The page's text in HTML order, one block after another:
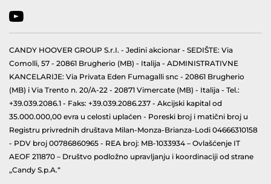
CANDY HOOVER GROUP S.r.I. - Jedini akcionar - SEDIŠTE: Via
Comolli, 57 - 20861 Brugherio (MB) - Italija - ADMINISTRATIVNE
KANCELARIJE: Via Privata Eden Fumagalli snc - 20861 Brugherio
(MB) i Via Trento n. 20/A-22 - 20871 Vimercate (MB) - Italija - Tel.:
+39.039.2086.1 - Faks: +39.039.2086.237 - Akcijski kapital od
35.000.000,00 evra u celosti uplaćen - Poreski broj i matični broj u
Registru privrednih društava Milan-Monza-Brianza-Lodi 04666310158
- PDV broj 00786860965 - REA broj: MB-1033934 – Ovlašćenje IT
AEOF 211870 – Društvo podložno upravljanju i koordinaciji od strane
„Candy S.p.A.“